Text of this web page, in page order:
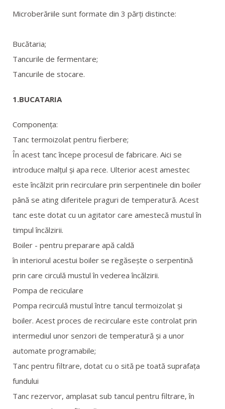
Microberăriile sunt formate din 3 părți distincte:
Bucătaria;
Tancurile de fermentare;
Tancurile de stocare.
1.BUCATARIA
Componența:
Tanc termoizolat pentru fierbere;
În acest tanc începe procesul de fabricare. Aici se
introduce malțul și apa rece. Ulterior acest amestec
este încălzit prin recirculare prin serpentinele din boiler
până se ating diferitele praguri de temperatură. Acest
tanc este dotat cu un agitator care amestecă mustul în
timpul încălzirii.
Boiler - pentru preparare apă caldă
în interiorul acestui boiler se regăsește o serpentină
prin care circulă mustul în vederea încălzirii.
Pompa de reciculare
Pompa recirculă mustul între tancul termoizolat și
boiler. Acest proces de recirculare este controlat prin
intermediul unor senzori de temperatură și a unor
automate programabile;
Tanc pentru filtrare, dotat cu o sită pe toată suprafața
fundului
Tanc rezervor, amplasat sub tancul pentru filtrare, în